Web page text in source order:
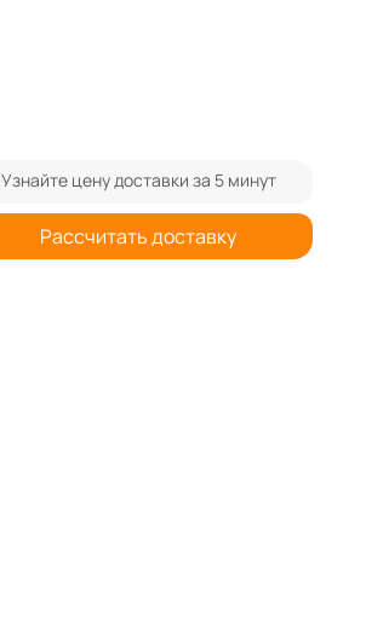
Узнайте цену доставки за 5 минут
Рассчитать доставку